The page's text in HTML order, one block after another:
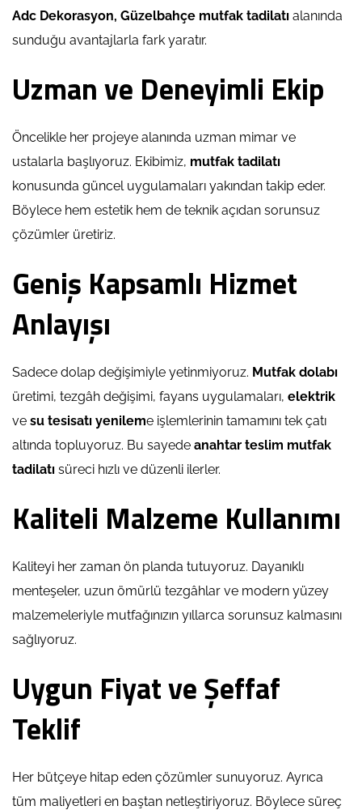
Adc Dekorasyon, Güzelbahçe mutfak tadilatı alanında
sunduğu avantajlarla fark yaratır.
Uzman ve Deneyimli Ekip
Öncelikle her projeye alanında uzman mimar ve
ustalarla başlıyoruz. Ekibimiz, mutfak tadilatı
konusunda güncel uygulamaları yakından takip eder.
Böylece hem estetik hem de teknik açıdan sorunsuz
çözümler üretiriz.
Geniş Kapsamlı Hizmet
Anlayışı
Sadece dolap değişimiyle yetinmiyoruz. Mutfak dolabı
üretimi, tezgâh değişimi, fayans uygulamaları, elektrik
ve su tesisatı yenileme işlemlerinin tamamını tek çatı
altında topluyoruz. Bu sayede anahtar teslim mutfak
tadilatı süreci hızlı ve düzenli ilerler.
Kaliteli Malzeme Kullanımı
Kaliteyi her zaman ön planda tutuyoruz. Dayanıklı
menteşeler, uzun ömürlü tezgâhlar ve modern yüzey
malzemeleriyle mutfağınızın yıllarca sorunsuz kalmasını
sağlıyoruz.
Uygun Fiyat ve Şeffaf
Teklif
Her bütçeye hitap eden çözümler sunuyoruz. Ayrıca
tüm maliyetleri en baştan netleştiriyoruz. Böylece süreç